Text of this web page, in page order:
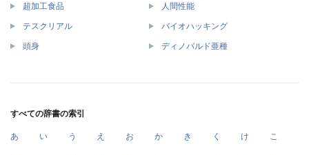
超加工食品 人間性能
テスクリアル バイオハッキング
頭身 ディノバルド亜種
すべての辞書の索引
あ い う え お か き く け こ